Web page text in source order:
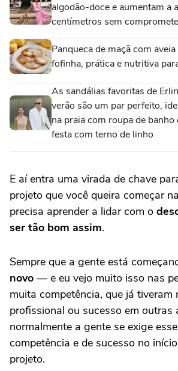
algodão-doce e aumentam a
centímetros sem
Panqueca de maçã com
fofinha, prática e nutritiva
As sandálias favoritas de
verão são um par perfeito,
na praia com roupa de
festa com terno de linho
E aí entra uma virada de chave
projeto que você queira começar
precisa aprender a lidar com o
ser tão bom assim.
Sempre que a gente está
novo — e eu vejo muito isso nas
muita competência, que já tiveram
profissional ou sucesso em
normalmente a gente se exige
competência e de sucesso no
projeto.